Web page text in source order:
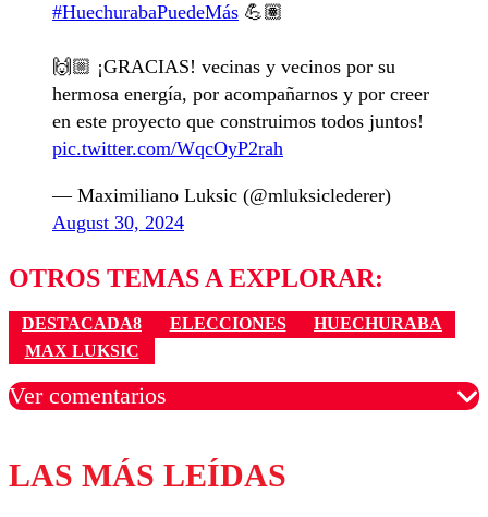
#HuechurabaPuedeMás 💪🏽
🙌🏼 ¡GRACIAS! vecinas y vecinos por su
hermosa energía, por acompañarnos y por creer
en este proyecto que construimos todos juntos!
pic.twitter.com/WqcOyP2rah
— Maximiliano Luksic (@mluksiclederer)
August 30, 2024
OTROS TEMAS A EXPLORAR:
DESTACADA8 ELECCIONES
HUECHURABA
MAX LUKSIC
Ver comentarios
Los comentarios son moderados para garantizar un
diálogo respetuoso.
LAS MÁS LEÍDAS